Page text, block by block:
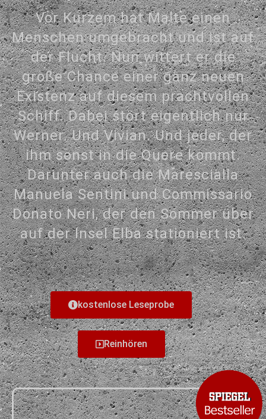
Vor Kurzem hat Malte einen
Menschen umgebracht und ist auf
der Flucht. Nun wittert er die
große Chance einer ganz neuen
Existenz auf diesem prachtvollen
Schiff. Dabei stört eigentlich nur
Werner. Und Vivian. Und jeder, der
ihm sonst in die Quere kommt.
Darunter auch die Marescialla
Manuela Sentini und Commissario
Donato Neri, der den Sommer über
auf der Insel Elba stationiert ist.
kostenlose Leseprobe
Reinhören